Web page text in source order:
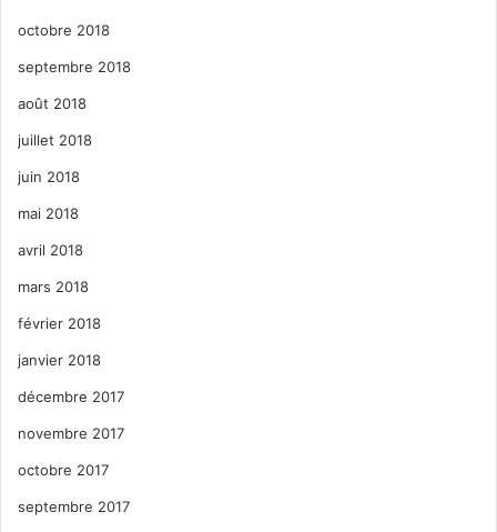
octobre 2018
septembre 2018
août 2018
juillet 2018
juin 2018
mai 2018
avril 2018
mars 2018
février 2018
janvier 2018
décembre 2017
novembre 2017
octobre 2017
septembre 2017